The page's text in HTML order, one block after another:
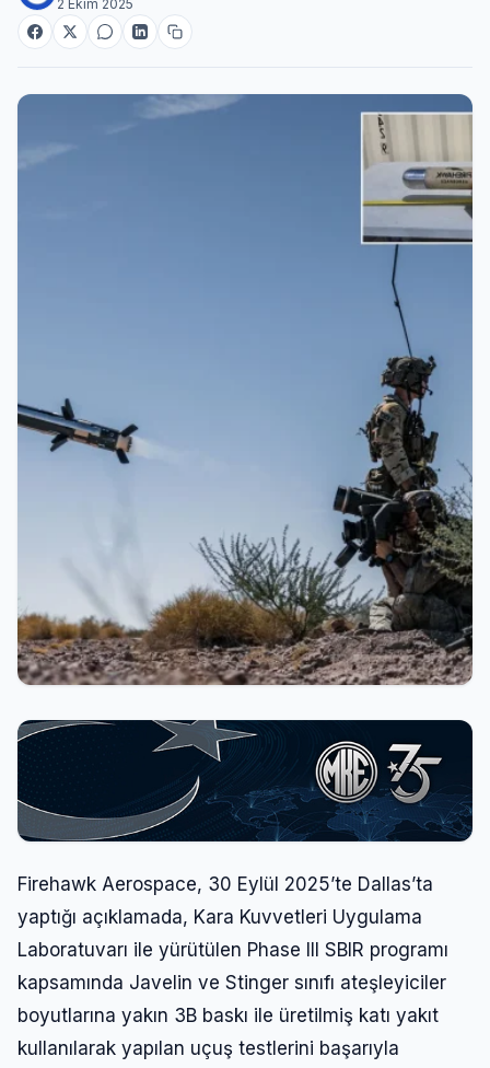
2 Ekim 2025
Firehawk Aerospace, 30 Eylül 2025’te Dallas’ta
yaptığı açıklamada, Kara Kuvvetleri Uygulama
Laboratuvarı ile yürütülen Phase III SBIR programı
kapsamında Javelin ve Stinger sınıfı ateşleyiciler
boyutlarına yakın 3B baskı ile üretilmiş katı yakıt
kullanılarak yapılan uçuş testlerini başarıyla